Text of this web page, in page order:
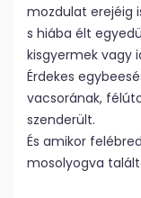
mozdulat erejéig
s hiába élt
kisgyermek vagy
Érdekes
vacsorának,
szenderült.
És amikor
mosolyogva